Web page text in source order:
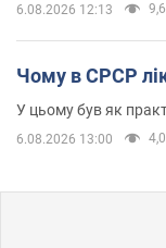
6.08.2026 12:13
Чому в СРСР
У цьому був як
6.08.2026 13:00